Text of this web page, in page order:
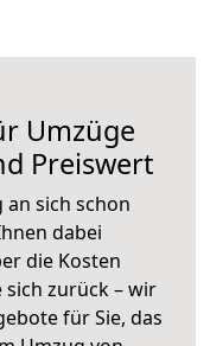
Umzüge
Preiswert
sich schon
dabei
die Kosten
sich zurück – wir
für Sie, das